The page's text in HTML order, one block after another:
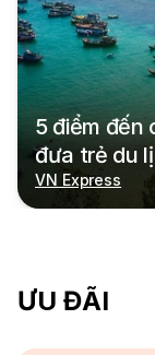
5 điểm đến
đưa trẻ du
VN Express
ƯU ĐÃI